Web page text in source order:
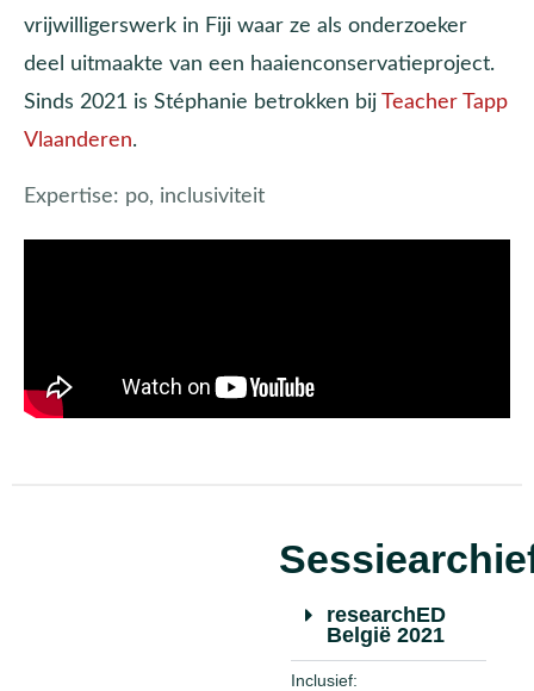
vrijwilligerswerk in Fiji waar ze als onderzoeker
deel uitmaakte van een haaienconservatieproject.
Sinds 2021 is Stéphanie betrokken bij Teacher Tapp
Vlaanderen.
Expertise: po, inclusiviteit
researchED
België 2021
Inclusief: